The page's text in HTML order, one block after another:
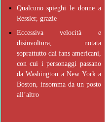
Qualcuno spieghi le donne a
Ressler, grazie
Eccessiva velocità e
disinvoltura, notata
soprattutto dai fans americani,
con cui i personaggi passano
da Washington a New York a
Boston, insomma da un posto
all’altro